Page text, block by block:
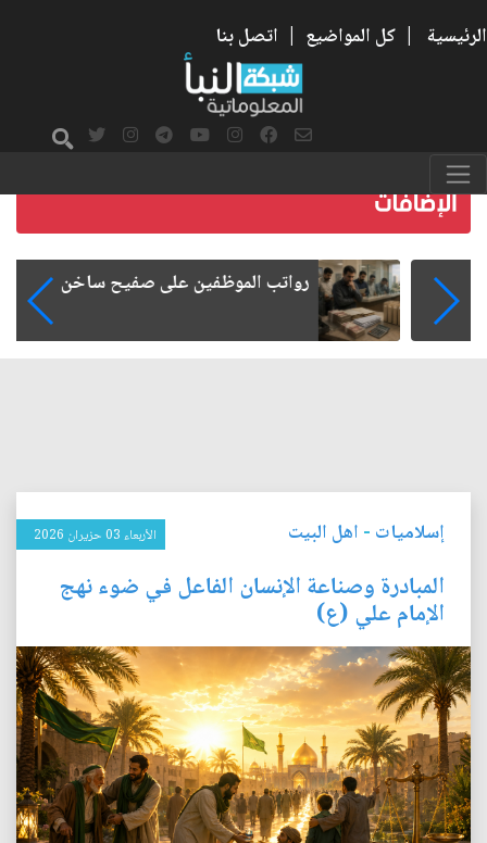
الرئيسية | كل المواضيع | اتصل بنا
رواتب الموظفين على صفيح ساخن
إسلاميات - اهل البيت الأربعاء 03 حزيران 2026
المبادرة وصناعة الإنسان الفاعل في ضوء نهج
الإمام علي (ع)